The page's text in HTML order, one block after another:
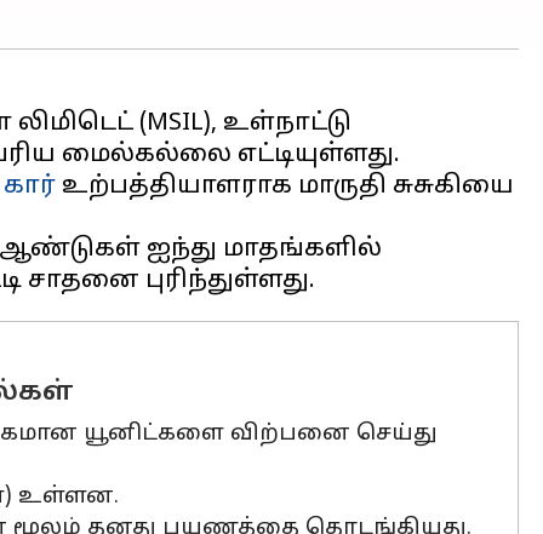
லிமிடெட் (MSIL), உள்நாட்டு
மைல்கல்லை எட்டியுள்ளது.
கார் உற்பத்தியாளராக மாருதி சுசுகியை
ஆண்டுகள் ஐந்து மாதங்களில்
யூனிட்களை விற்பனை செய்து
உள்ளன.